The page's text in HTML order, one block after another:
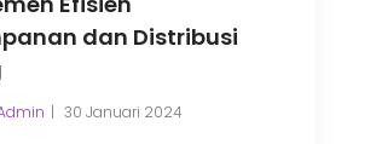
dan Distribusi
30 Januari 2024